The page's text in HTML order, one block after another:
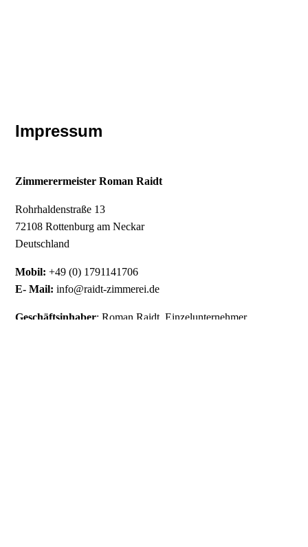
Impressum
Zimmerermeister Roman Raidt
Rohrhaldenstraße 13
72108 Rottenburg am Neckar
Deutschland
Mobil: +49 (0) 1791141706
E- Mail: info@raidt-zimmerei.de
Geschäftsinhaber: Roman Raidt, Einzelunternehmer